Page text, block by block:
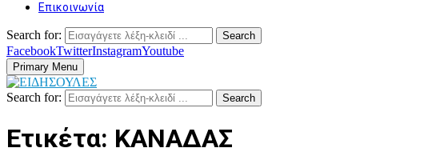
Επικοινωνία
Search for: Search
FacebookTwitterInstagramYoutube
Primary Menu
Search for: Search
Ετικέτα: ΚΑΝΑΔΑΣ